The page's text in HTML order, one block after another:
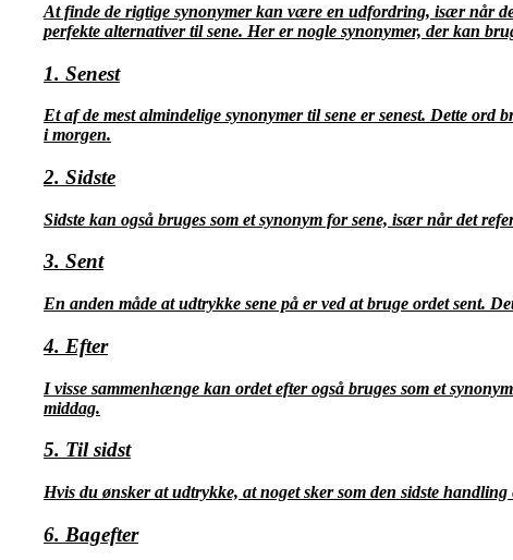
At finde de rigtige synonymer kan være en udfordring, især når
perfekte alternativer til sene. Her er nogle synonymer, der kan
1. Senest
Et af de mest almindelige synonymer til sene er senest. Dette
i morgen.
2. Sidste
Sidste kan også bruges som et synonym for sene, især når det
3. Sent
En anden måde at udtrykke sene på er ved at bruge ordet sent.
4. Efter
I visse sammenhænge kan ordet efter også bruges som et
middag.
5. Til sidst
Hvis du ønsker at udtrykke, at noget sker som den sidste
6. Bagefter